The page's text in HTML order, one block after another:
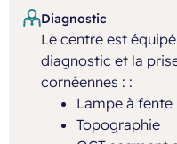
Diagnostic
Le centre est
diagnostic et la
cornéennes : :
Lampe à fente
Topographie